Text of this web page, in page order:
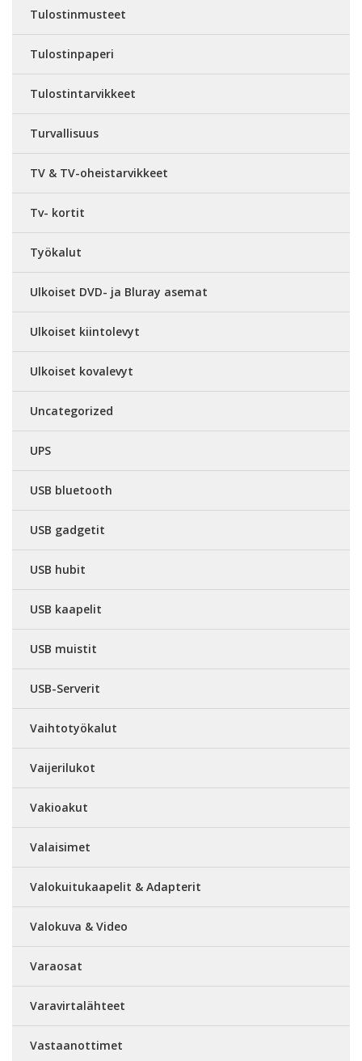
Tulostinmusteet
Tulostinpaperi
Tulostintarvikkeet
Turvallisuus
TV & TV-oheistarvikkeet
Tv- kortit
Työkalut
Ulkoiset DVD- ja Bluray asemat
Ulkoiset kiintolevyt
Ulkoiset kovalevyt
Uncategorized
UPS
USB bluetooth
USB gadgetit
USB hubit
USB kaapelit
USB muistit
USB-Serverit
Vaihtotyökalut
Vaijerilukot
Vakioakut
Valaisimet
Valokuitukaapelit & Adapterit
Valokuva & Video
Varaosat
Varavirtalähteet
Vastaanottimet